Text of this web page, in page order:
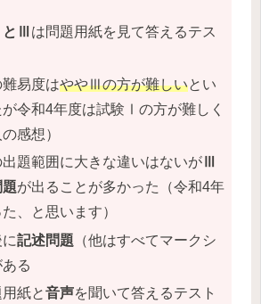
Ⅲ は問題用紙を見て答えるテス
難易度はややⅢの方が難しいとい
が令和4年度は試験Ⅰの方が難しく
感想）
出題範囲に大きな違いはないが
が出ることが多かった（令和4年
、と思います）
に記述問題 （他はすべてマークシ
る
用紙と音声を聞いて答えるテスト